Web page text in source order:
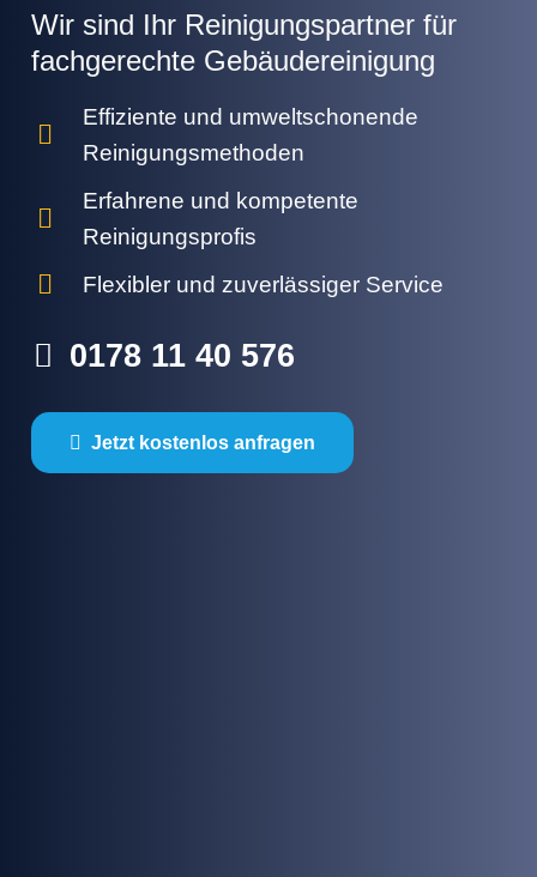
Wir sind Ihr Reinigungspartner für
fachgerechte Gebäudereinigung
Effiziente und umweltschonende
Reinigungsmethoden
Erfahrene und kompetente
Reinigungsprofis
Flexibler und zuverlässiger Service
0178 11 40 576
Jetzt kostenlos anfragen